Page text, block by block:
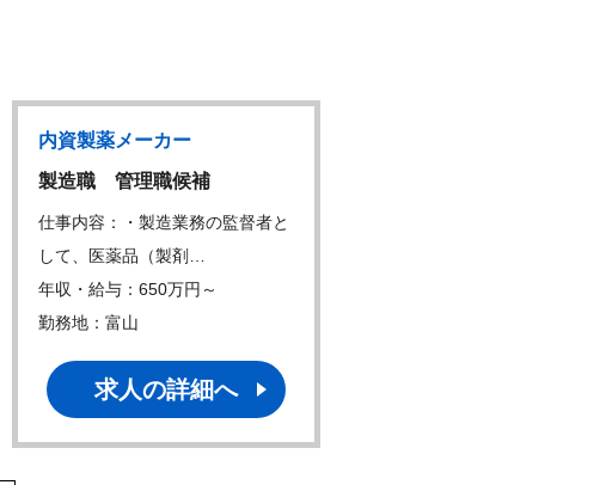
内資製薬メーカー
製造職 管理職候補
仕事内容：・製造業務の監督者と
して、医薬品（製剤…
年収・給与：650万円～
勤務地：富山
求人の詳細へ